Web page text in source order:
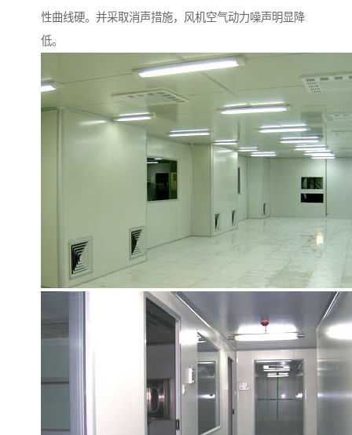
性曲线硬。并采取消声措施，风机空气动力噪声明显降
低。